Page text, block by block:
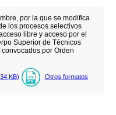
por la que se modifica
los procesos selectivos
libre y acceso por el
Superior de Técnicos
por Orden
KB) Otros formatos